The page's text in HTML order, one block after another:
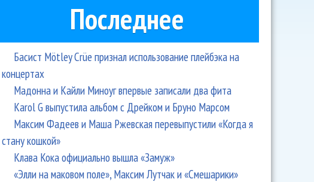
Последнее
Басист Mötley Crüe признал использование плейбэка на
концертах
Мадонна и Кайли Миноуг впервые записали два фита
Karol G выпустила альбом с Дрейком и Бруно Марсом
Максим Фадеев и Маша Ржевская перевыпустили «Когда я
стану кошкой»
Клава Кока официально вышла «Замуж»
«Элли на маковом поле», Максим Лутчак и «Смешарики»